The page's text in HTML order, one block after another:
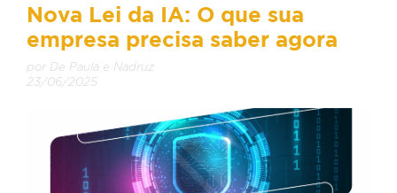
Nova Lei da IA: O que sua
empresa precisa saber agora
por De Paula e Nadruz
23/06/2025